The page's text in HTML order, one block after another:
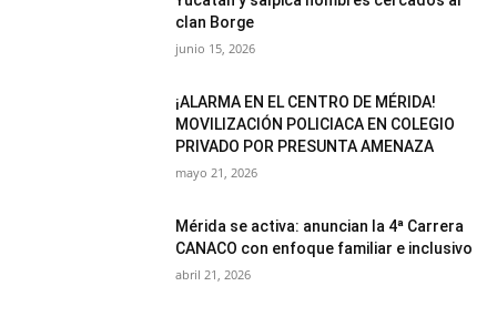
clan Borge
junio 15, 2026
¡ALARMA EN EL CENTRO DE MÉRIDA!
MOVILIZACIÓN POLICIACA EN COLEGIO
PRIVADO POR PRESUNTA AMENAZA
mayo 21, 2026
Mérida se activa: anuncian la 4ª Carrera
CANACO con enfoque familiar e inclusivo
abril 21, 2026